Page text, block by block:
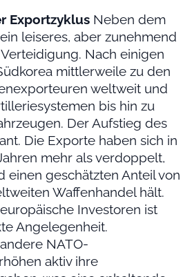
Exportzyklus Neben dem
leiseres, aber zunehmend
Nach einigen
mittlerweile zu den
weltweit und
bis hin zu
Der Aufstieg des
Die Exporte haben sich in
mehr als verdoppelt,
einen geschätzten Anteil von
Waffenhandel hält.
Investoren ist
Angelegenheit.
NATO-
aktiv ihre